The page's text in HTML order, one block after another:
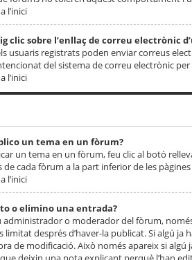
l’inici
clic sobre l’enllaç de correu electrònic
usuaris registrats poden enviar correus
del sistema de correu electrònic
l’inici
un tema en un fòrum?
un tema en un fòrum, feu clic al botó
de cada fòrum a la part inferior de les
l’inici
o elimino una entrada?
administrador o moderador del fòrum,
limitat després d’haver-la publicat. Si algú
de modificació. Això només apareix si